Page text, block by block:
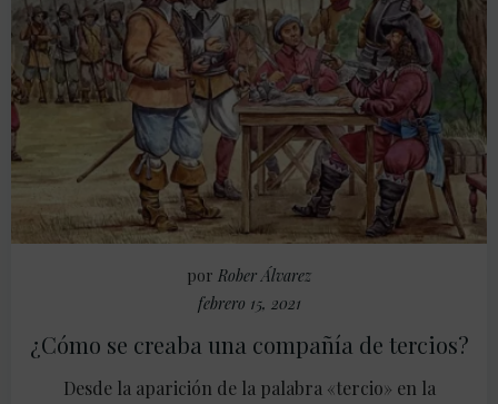
por Rober Álvarez
febrero 15, 2021
¿Cómo se creaba una compañía de tercios?
Desde la aparición de la palabra «tercio» en la